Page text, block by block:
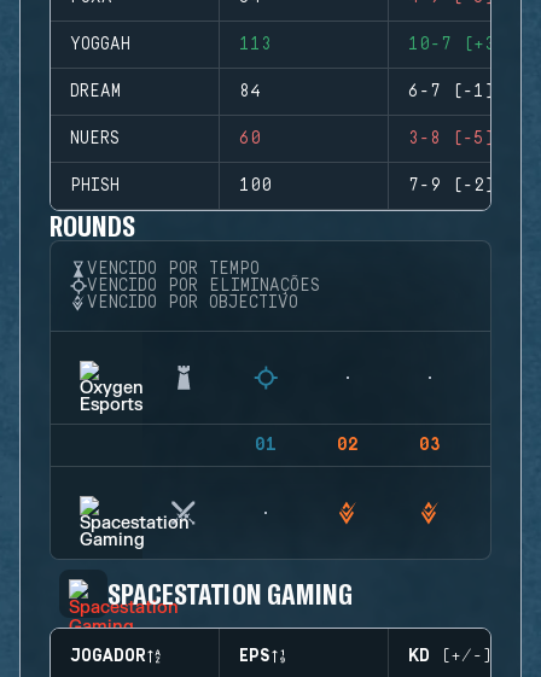
YOGGAH 113 10-7 (+3)
DREAM 84 6-7 (-1)
NUERS 60 3-8 (-5)
PHISH 100 7-9 (-2)
ROUNDS
VENCIDO POR TEMPO
VENCIDO POR ELIMINAÇÕES
VENCIDO POR OBJECTIVO
01 02 03
SPACESTATION GAMING
JOGADOR EPS KD (+/-)